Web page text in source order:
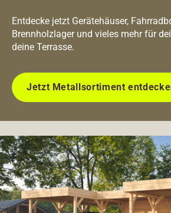
Entdecke jetzt Gerätehäuser,
Brennholzlager und vieles mehr für
deine Terrasse.
Jetzt Metallsortiment